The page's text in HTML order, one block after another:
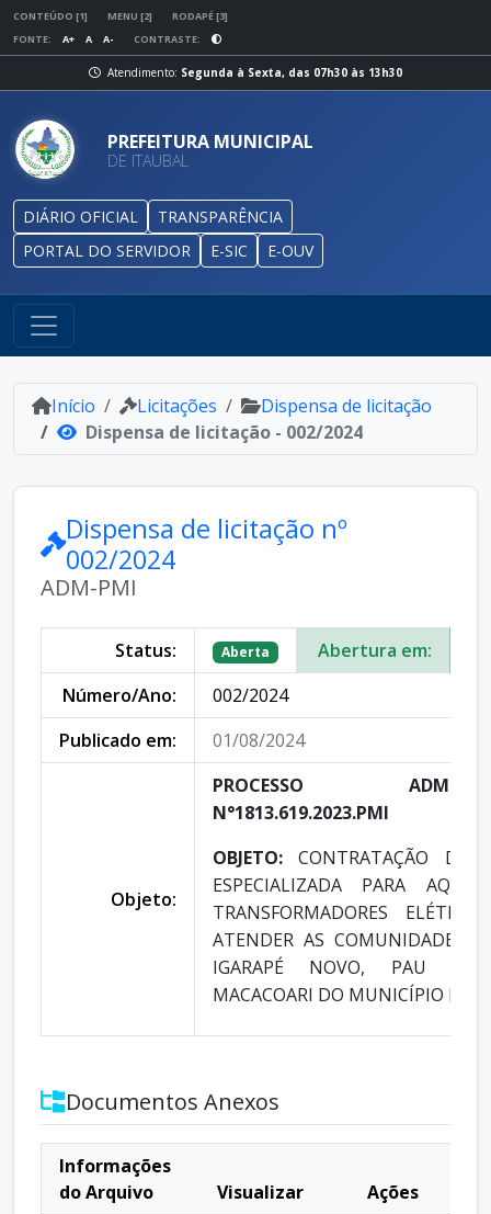
CONTEÚDO [1] MENU [2]
RODAPÉ [3]
FONTE:
A+ A A- CONTRASTE:
Atendimento: Segunda à Sexta, das 07h30 às 13h30
PREFEITURA MUNICIPAL
DE ITAUBAL
DIÁRIO OFICIAL
TRANSPARÊNCIA
PORTAL DO SERVIDOR
E-SIC E-OUV
Início Licitações
Dispensa de licitação
Dispensa de licitação - 002/2024
Dispensa de licitação nº
002/2024
ADM-PMI
Status: Aberta Abertura em:
Número/Ano:
002/2024
Publicado em:
01/08/2024
Objeto:
PROCESSO
N°1813.619.2023.PMI
OBJETO:CONTRATAÇÃO DE
ESPECIALIZADA PARA
TRANSFORMADORES
ATENDER AS COMUNIDADES
IGARAPÉ NOVO, PAU
MACACOARI DO MUNICÍPIO DE
Documentos Anexos
Informações
do Arquivo
Visualizar Ações